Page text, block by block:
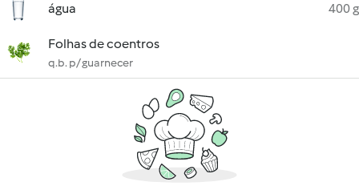
água
400 g
Folhas de coentros
q.b. p/ guarnecer